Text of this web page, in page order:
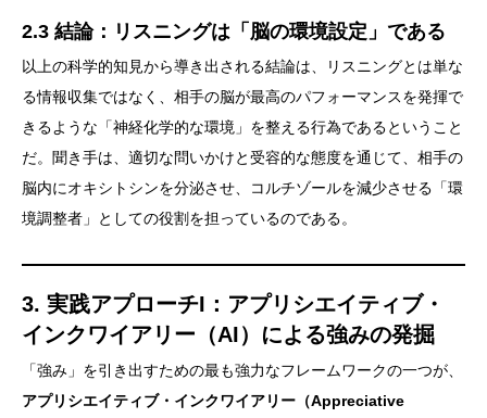
2.3 結論：リスニングは「脳の環境設定」である
以上の科学的知見から導き出される結論は、リスニングとは単な
る情報収集ではなく、相手の脳が最高のパフォーマンスを発揮で
きるような「神経化学的な環境」を整える行為であるということ
だ。聞き手は、適切な問いかけと受容的な態度を通じて、相手の
脳内にオキシトシンを分泌させ、コルチゾールを減少させる「環
境調整者」としての役割を担っているのである。
3. 実践アプローチI：アプリシエイティブ・
インクワイアリー（AI）による強みの発掘
「強み」を引き出すための最も強力なフレームワークの一つが、
アプリシエイティブ・インクワイアリー（Appreciative